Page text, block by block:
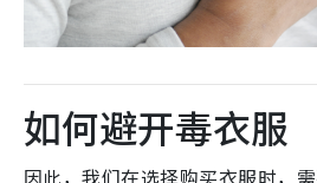
如何避开毒衣服
因此，我们在选择购买衣服时，